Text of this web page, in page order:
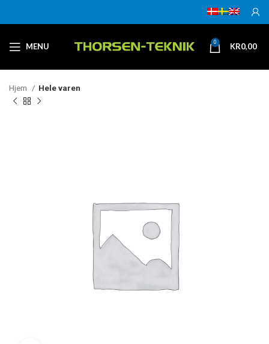
MENU 0 KR0,00
Hjem Hele varen